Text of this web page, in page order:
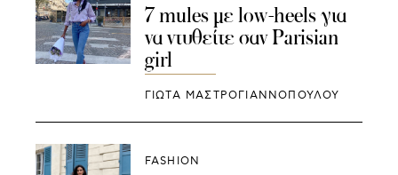
7 mules με low-heels για
να ντυθείτε σαν Parisian
girl
ΓΙΩΤΑ ΜΑΣΤΡΟΓΙΑΝΝΟΠΟΥΛΟΥ
FASHION